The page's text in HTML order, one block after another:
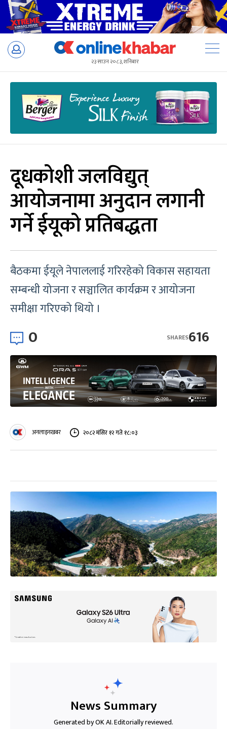
Skip
२३ साउन २०८३, शनिबार
दूधकोशी जलविद्युत्
आयोजनामा अनुदान लगानी
गर्ने ईयूको प्रतिबद्धता
बैठकमा ईयूले नेपाललाई गरिरहेको विकास सहायता
सम्बन्धी योजना र सञ्चालित कार्यक्रम र आयोजना
समीक्षा गरिएको थियो ।
0 616
SHARES
अनलाइनखबर २०८२ मंसिर १२ गते १८:०३
News Summary
Generated by OK AI. Editorially reviewed.